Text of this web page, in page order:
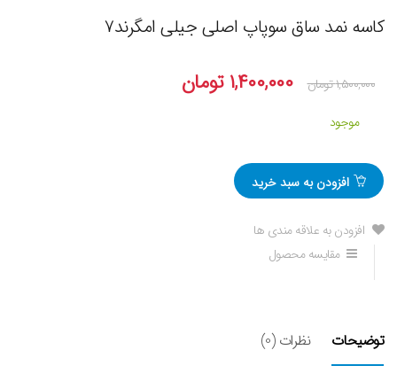
کاسه نمد ساق سوپاپ اصلی جیلی امگرند۷
۱,۵۰۰,۰۰۰تومان ۱,۴۰۰,۰۰۰ تومان
موجود
افزودن به سبد خرید
افزودن به علاقه مندی ها
مقایسه محصول
توضیحات نظرات (0)